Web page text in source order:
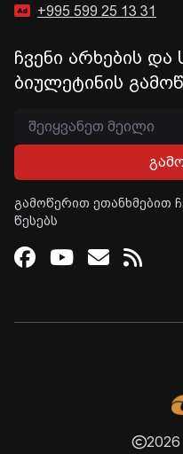
+995 599 25 13 31
ჩვენი არხების
ბიულეტინის
გამოწერით ეთანხმებით
წესებს
Facebook
Youtube
Email
RSS